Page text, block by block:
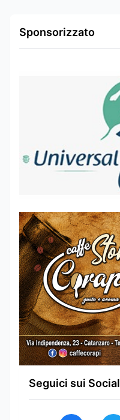
Sponsorizzato
Seguici sui Social